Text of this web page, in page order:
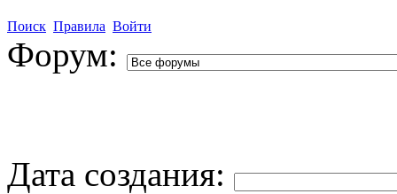
Поиск Правила Войти
Форум:
Дата создания: